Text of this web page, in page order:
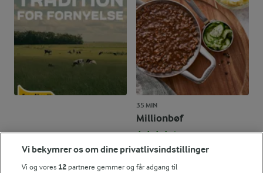
35 MIN
Millionbøf
(213)
Vi bekymrer os om dine privatlivsindstillinger
Vi og vores 12 partnere gemmer og får adgang til